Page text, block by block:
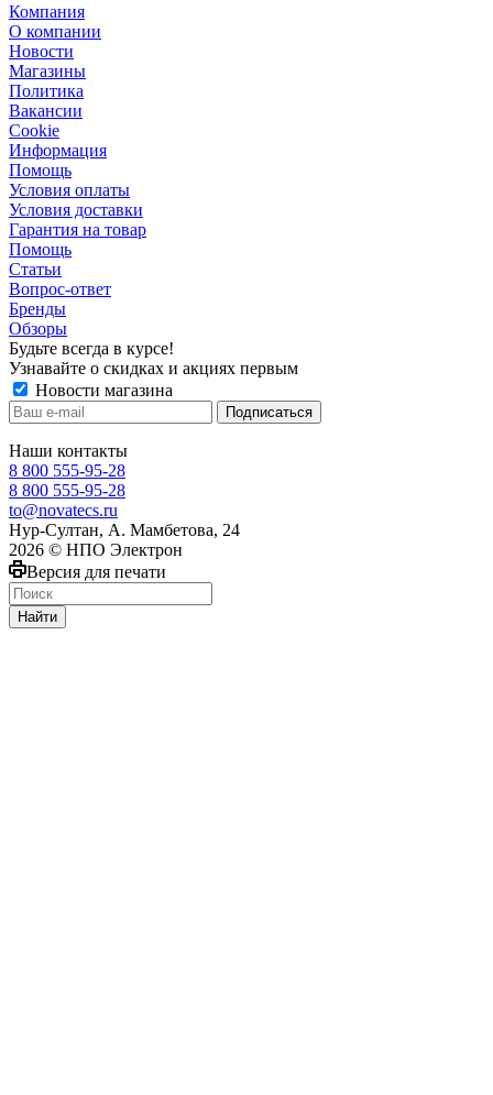
Компания
О компании
Новости
Магазины
Политика
Вакансии
Сookie
Информация
Помощь
Условия оплаты
Условия доставки
Гарантия на товар
Помощь
Статьи
Вопрос-ответ
Бренды
Обзоры
Будьте всегда в курсе!
Узнавайте о скидках и акциях первым
Новости магазина
Наши контакты
8 800 555-95-28
8 800 555-95-28
to@novatecs.ru
Нур-Султан, А. Мамбетова, 24
2026 © НПО Электрон
Версия для печати
Найти